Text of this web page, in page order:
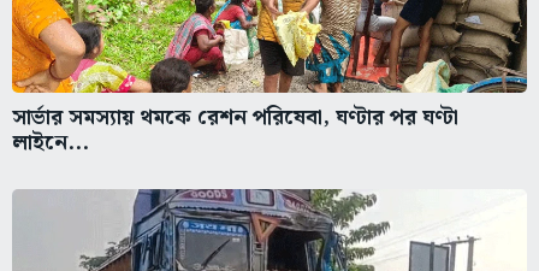
সার্ভার সমস্যায় থমকে রেশন পরিষেবা, ঘণ্টার পর ঘণ্টা
লাইনে...